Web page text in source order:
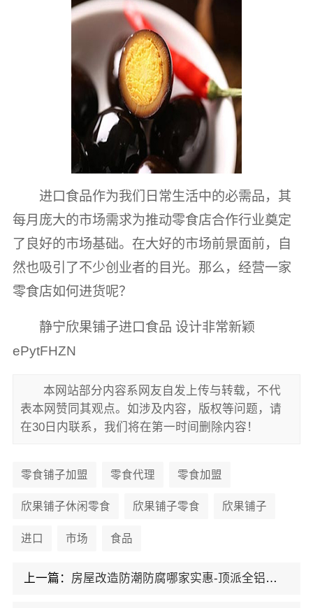
进口食品作为我们日常生活中的必需品，其
每月庞大的市场需求为推动零食店合作行业奠定
了良好的市场基础。在大好的市场前景面前，自
然也吸引了不少创业者的目光。那么，经营一家
零食店如何进货呢？
静宁欣果铺子进口食品 设计非常新颖
ePytFHZN
本网站部分内容系网友自发上传与转载，不代
表本网赞同其观点。如涉及内容，版权等问题，请
在30日内联系，我们将在第一时间删除内容！
零食铺子加盟 零食代理 零食加盟
欣果铺子休闲零食 欣果铺子零食 欣果铺子
进口 市场 食品
上一篇： 房屋改造防潮防腐哪家实惠-顶派全铝高端定制